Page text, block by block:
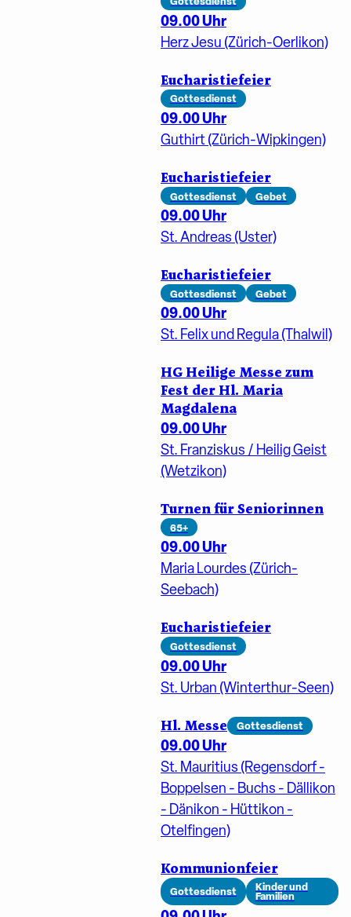
09.00 Uhr
Herz Jesu (Zürich-Oerlikon)
Eucharistiefeier
Gottesdienst
09.00 Uhr
Guthirt (Zürich-Wipkingen)
Eucharistiefeier
Gottesdienst Gebet
09.00 Uhr
St. Andreas (Uster)
Eucharistiefeier
Gottesdienst Gebet
09.00 Uhr
St. Felix und Regula (Thalwil)
HG Heilige Messe zum
Fest der Hl. Maria
Magdalena
09.00 Uhr
St. Franziskus / Heilig Geist
(Wetzikon)
Turnen für Seniorinnen
65+
09.00 Uhr
Maria Lourdes (Zürich-
Seebach)
Eucharistiefeier
Gottesdienst
09.00 Uhr
St. Urban (Winterthur-Seen)
Hl. Messe Gottesdienst
09.00 Uhr
St. Mauritius (Regensdorf -
Boppelsen - Buchs - Dällikon
- Dänikon - Hüttikon -
Otelfingen)
Kommunionfeier
Gottesdienst Kinder und
Familien